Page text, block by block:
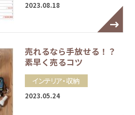
2023.08.18
売れるなら手放せる！？
素早く売るコツ
インテリア・収納
2023.05.24